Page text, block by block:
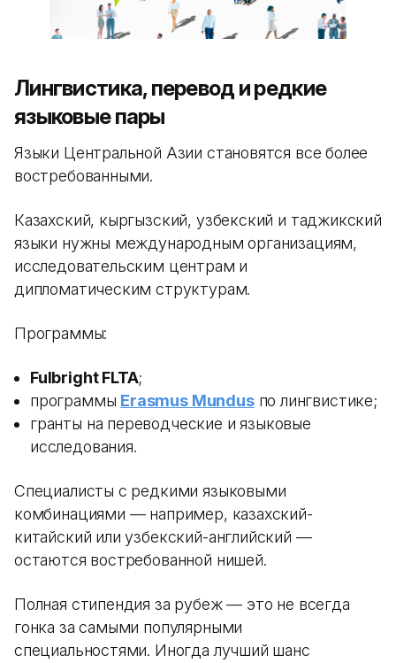
Лингвистика, перевод и редкие
языковые пары
Языки Центральной Азии становятся все более
востребованными.
Казахский, кыргызский, узбекский и таджикский
языки нужны международным организациям,
исследовательским центрам и
дипломатическим структурам.
Программы:
Fulbright FLTA;
программы Erasmus Mundusпо лингвистике;
гранты на переводческие и языковые
исследования.
Специалисты с редкими языковыми
комбинациями — например, казахский-
китайский или узбекский-английский —
остаются востребованной нишей.
Полная стипендия за рубеж — это не всегда
гонка за самыми популярными
специальностями. Иногда лучший шанс